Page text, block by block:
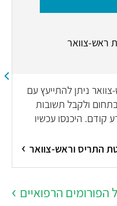
ראש-צוואר
ניתן להתייעץ עם
ולקבל תשובות
קודם. היכנסו עכשיו
התריס וראש-צוואר
הפורומים הרפואיים